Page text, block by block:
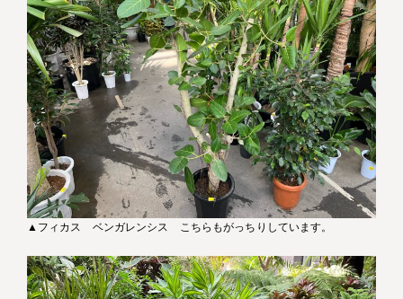
▲フィカス ベンガレンシス こちらもがっちりしています。